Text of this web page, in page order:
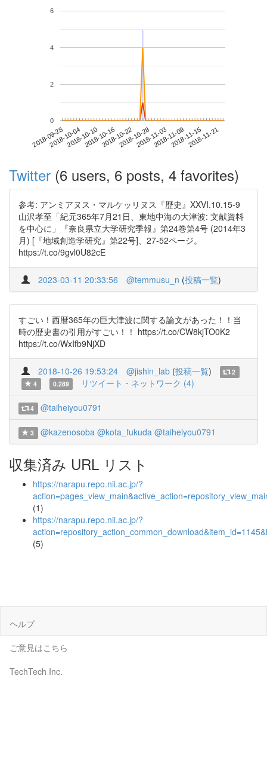
2018-09-282018-10-042018-10-102018-10-162018-10-222018-10-282018-11-032018-11-092018-11-152018-11-21
0
2
4
6
Twitter (6 users, 6 posts, 4 favorites)
参考: アンミアヌス・マルケッリヌス『歴史』XXVI.10.15-9
山沢孝至「紀元365年7月21日、東地中海の大津波: 文献資料
を中心に」『奈良県立大学研究季報』第24巻第4号 (2014年3
月) [『地域創造学研究』第22号]、27-52ページ。
https://t.co/9gvl0U82cE
2023-03-11 20:33:56 @temmusu_n (投稿一覧)
すごい！西暦365年の巨大津波に関する論文があった！！当
時の歴史書の引用がすごい！！ https://t.co/CW8kjTO0K2
https://t.co/WxIfb9NjXD
2018-10-26 19:53:24 @jishin_lab (投稿一覧)
2
4
0.289 リツイート・ネットワーク (4)
4 @taiheiyou0791
3 @kazenosoba @kota_fukuda @taiheiyou0791
収集済み URL リスト
https://narapu.repo.nii.ac.jp/?
(1)
https://narapu.repo.nii.ac.jp/?
(5)
ヘルプ
ご意見はこちら
TechTech Inc.